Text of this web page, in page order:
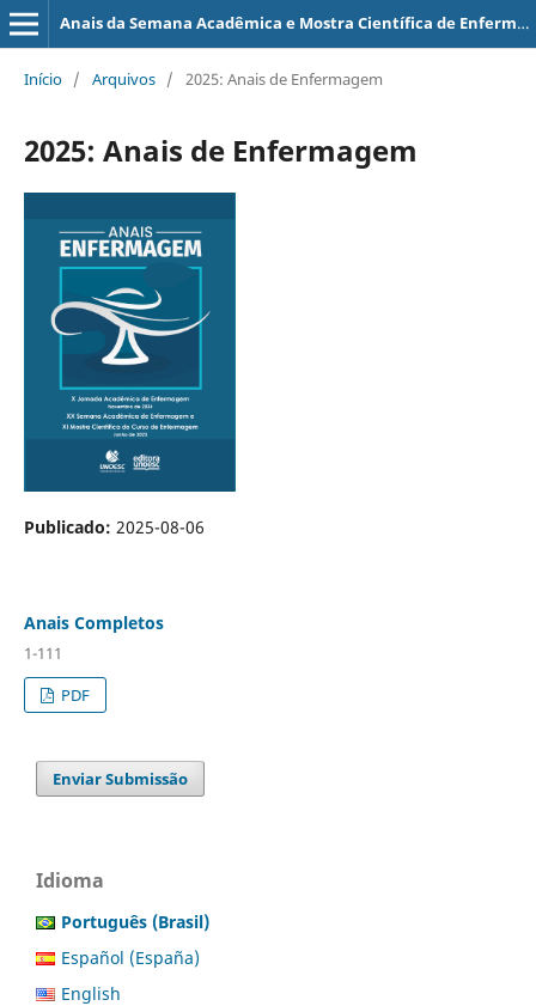
Anais da Semana Acadêmica e Mostra Científica de Enfermagem
Início / Arquivos / 2025: Anais de Enfermagem
2025: Anais de Enfermagem
Publicado: 2025-08-06
Anais Completos
1-111
PDF
Enviar Submissão
Idioma
Português (Brasil)
Español (España)
English